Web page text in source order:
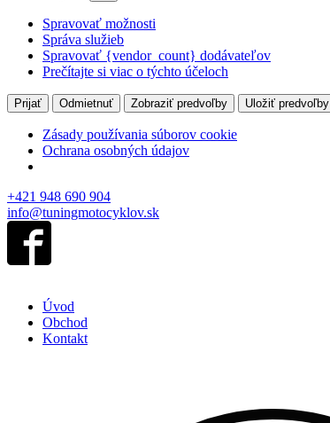
Spravovať možnosti
Správa služieb
Spravovať {vendor_count} dodávateľov
Prečítajte si viac o týchto účeloch
Prijať Odmietnuť Zobraziť predvoľby Uložiť predvoľby
Zásady používania súborov cookie
Ochrana osobných údajov
+421 948 690 904
info@tuningmotocyklov.sk
Úvod
Obchod
Kontakt